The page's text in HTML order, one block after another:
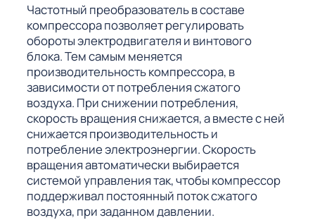
Частотный преобразователь в составе
компрессора позволяет регулировать
обороты электродвигателя и винтового
блока. Тем самым меняется
производительность компрессора, в
зависимости от потребления сжатого
воздуха. При снижении потребления,
скорость вращения снижается, а вместе с ней
снижается производительность и
потребление электроэнергии. Скорость
вращения автоматически выбирается
системой управления так, чтобы компрессор
поддерживал постоянный поток сжатого
воздуха, при заданном давлении.